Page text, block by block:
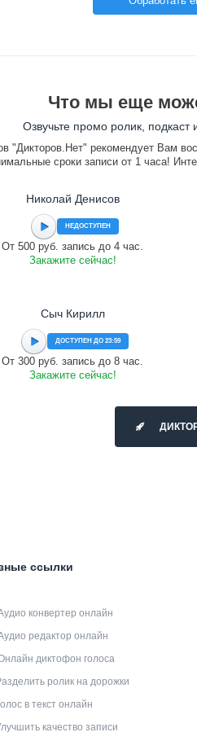
Что мы еще
Озвучьте промо ролик,
"Дикторов.Нет" рекомендует Вам
сроки записи от 1 часа!
Николай Денисов
НЕДОСТУПЕН
От 500 руб. запись до 4 час.
Закажите сейчас!
Сыч Кирилл
ДОСТУПЕН ДО 23:59
От 300 руб. запись до 8 час.
Закажите сейчас!
ссылки
конвертер онлайн
редактор онлайн
диктофон голоса
ролик на дорожки
в текст онлайн
качество записи